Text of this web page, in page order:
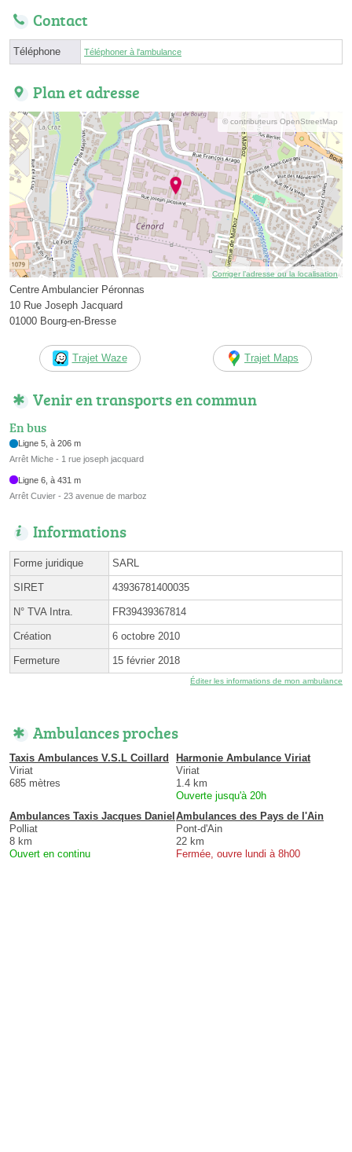
Contact
Téléphone Téléphoner à l'ambulance
Plan et adresse
© contributeurs OpenStreetMap
Corriger l’adresse ou la localisation
Centre Ambulancier Péronnas
10 Rue Joseph Jacquard
01000 Bourg-en-Bresse
Trajet Waze Trajet Maps
Venir en transports en commun
En bus
Ligne 5, à 206 m
Arrêt Miche - 1 rue joseph jacquard
Ligne 6, à 431 m
Arrêt Cuvier - 23 avenue de marboz
Informations
Forme juridique SARL
SIRET 43936781400035
N° TVA Intra. FR39439367814
Création 6 octobre 2010
Fermeture 15 février 2018
Éditer les informations de mon ambulance
Ambulances proches
Taxis Ambulances V.S.L Coillard
Viriat
685 mètres
Harmonie Ambulance Viriat
Viriat
1.4 km
Ouverte jusqu'à 20h
Ambulances Taxis Jacques Daniel
Polliat
8 km
Ouvert en continu
Ambulances des Pays de l'Ain
Pont-d'Ain
22 km
Fermée, ouvre lundi à 8h00